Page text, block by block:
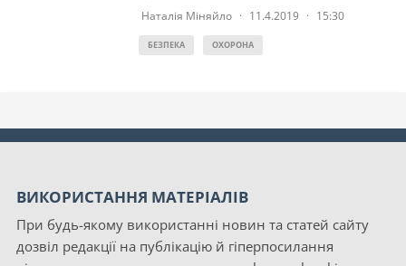
Наталія Міняйло · 11.4.2019 · 15:30
БЕЗПЕКА ОХОРОНА
ВИКОРИСТАННЯ МАТЕРІАЛІВ
При будь-якому використанні новин та статей сайту
дозвіл редакції на публікацію й гіперпосилання